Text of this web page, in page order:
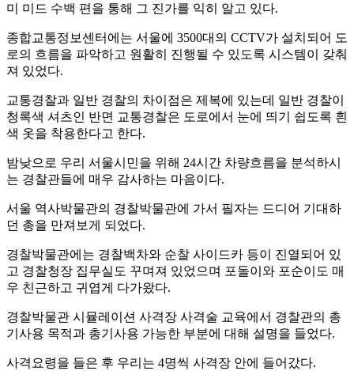
미 미드 수백 편을 통해 그 진가를 익히 알고 있다.
종합교통정보센터에는 서울에 3500대의 CCTV가 설치되어 도
로의 흐름을 파악하고 원활히 진행될 수 있도록 시스템이 갖춰
져 있었다.
교통경찰과 일반 경찰의 차이점은 제복에 있는데 일반 경찰이
청록색 셔츠인 반면 교통경찰은 도로에서 눈에 띄기 쉽도록 흰
색 옷을 착용한다고 한다.
밤낮으로 우리 서울시민을 위해 24시간 차량흐름을 분석하시
는 경찰관들에 매우 감사하는 마음이다.
서울 역사박물관의 경찰박물관에 가서 필자는 드디어 기대하
던 총을 만져보게 되었다.
경찰박물관에는 경찰백차와 순찰 사이드카 등이 진열되어 있
고 경찰청장 집무실도 꾸며져 있었으며 포돌이와 포순이도 매
우 친근하고 귀엽게 다가왔다.
경찰박물관 시뮬레이션 사격장 사격술 교육에서 경찰관의 총
기사용 목적과 총기사용 가능한 부분에 대해 설명을 들었다.
사격요령을 들은 후 우리는 4명씩 사격장 안에 들어갔다.